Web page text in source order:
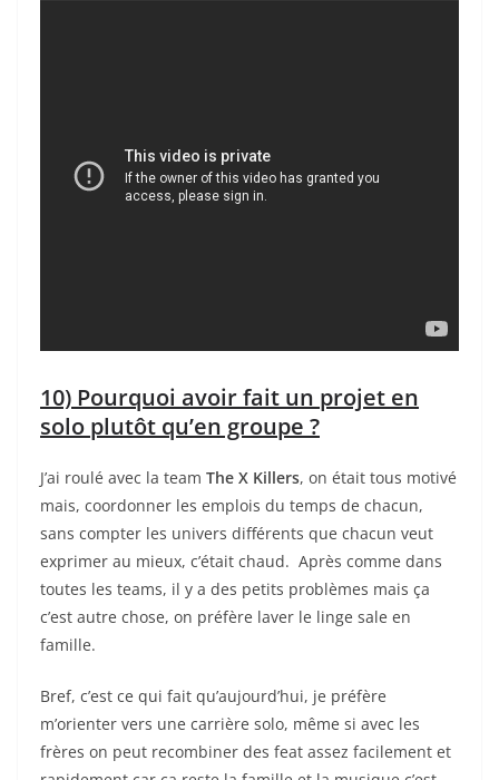
10) Pourquoi avoir fait un projet en
solo plutôt qu’en groupe ?
J’ai roulé avec la team The X Killers, on était tous motivé
mais, coordonner les emplois du temps de chacun,
sans compter les univers différents que chacun veut
exprimer au mieux, c’était chaud. Après comme dans
toutes les teams, il y a des petits problèmes mais ça
c’est autre chose, on préfère laver le linge sale en
famille.
Bref, c’est ce qui fait qu’aujourd’hui, je préfère
m’orienter vers une carrière solo, même si avec les
frères on peut recombiner des feat assez facilement et